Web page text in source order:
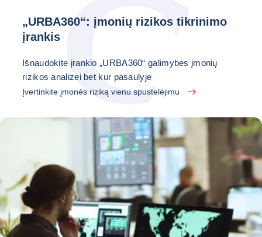
„URBA360“: įmonių rizikos tikrinimo
įrankis
Išnaudokite įrankio „URBA360“ galimybes įmonių
rizikos analizei bet kur pasaulyje
Įvertinkite įmonės riziką vienu spustelėjimu